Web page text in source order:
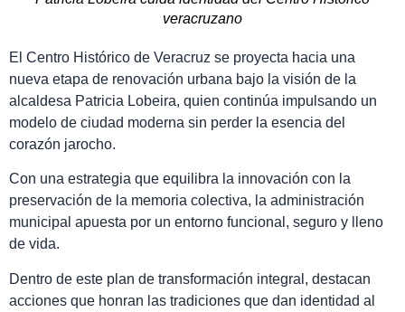
veracruzano
El Centro Histórico de Veracruz se proyecta hacia una
nueva etapa de renovación urbana bajo la visión de la
alcaldesa Patricia Lobeira, quien continúa impulsando un
modelo de ciudad moderna sin perder la esencia del
corazón jarocho.
Con una estrategia que equilibra la innovación con la
preservación de la memoria colectiva, la administración
municipal apuesta por un entorno funcional, seguro y lleno
de vida.
Dentro de este plan de transformación integral, destacan
acciones que honran las tradiciones que dan identidad al